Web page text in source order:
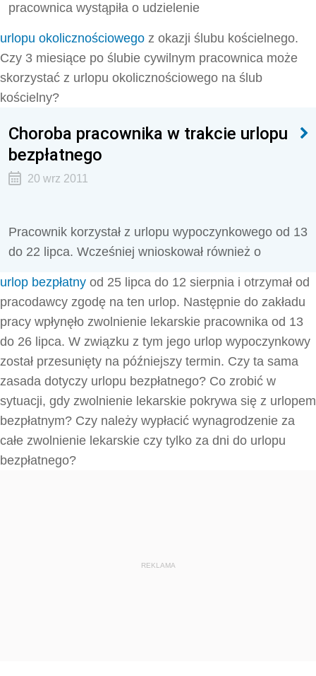
pracownica wystąpiła o udzielenie
urlopu okolicznościowego z okazji ślubu kościelnego.
Czy 3 miesiące po ślubie cywilnym pracownica może
skorzystać z urlopu okolicznościowego na ślub
kościelny?
Choroba pracownika w trakcie urlopu
bezpłatnego
20 wrz 2011
Pracownik korzystał z urlopu wypoczynkowego od 13
do 22 lipca. Wcześniej wnioskował również o
urlop bezpłatny od 25 lipca do 12 sierpnia i otrzymał od
pracodawcy zgodę na ten urlop. Następnie do zakładu
pracy wpłynęło zwolnienie lekarskie pracownika od 13
do 26 lipca. W związku z tym jego urlop wypoczynkowy
został przesunięty na późniejszy termin. Czy ta sama
zasada dotyczy urlopu bezpłatnego? Co zrobić w
sytuacji, gdy zwolnienie lekarskie pokrywa się z urlopem
bezpłatnym? Czy należy wypłacić wynagrodzenie za
całe zwolnienie lekarskie czy tylko za dni do urlopu
bezpłatnego?
REKLAMA